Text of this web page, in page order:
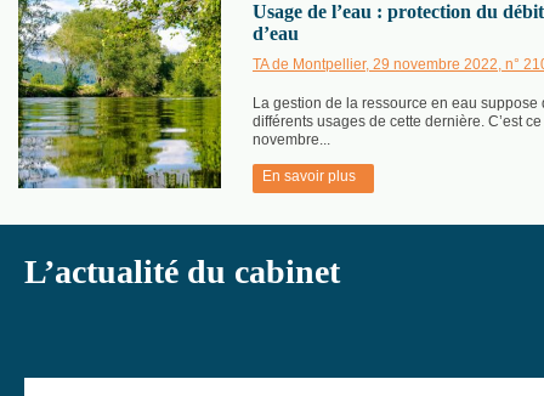
Usage de l’eau : protection du
d’eau
TA de Montpellier, 29 novembre 2022, n°
La gestion de la ressource en eau
différents usages de cette dernière. C’est
novembre...
En savoir plus
L’actualité du cabinet